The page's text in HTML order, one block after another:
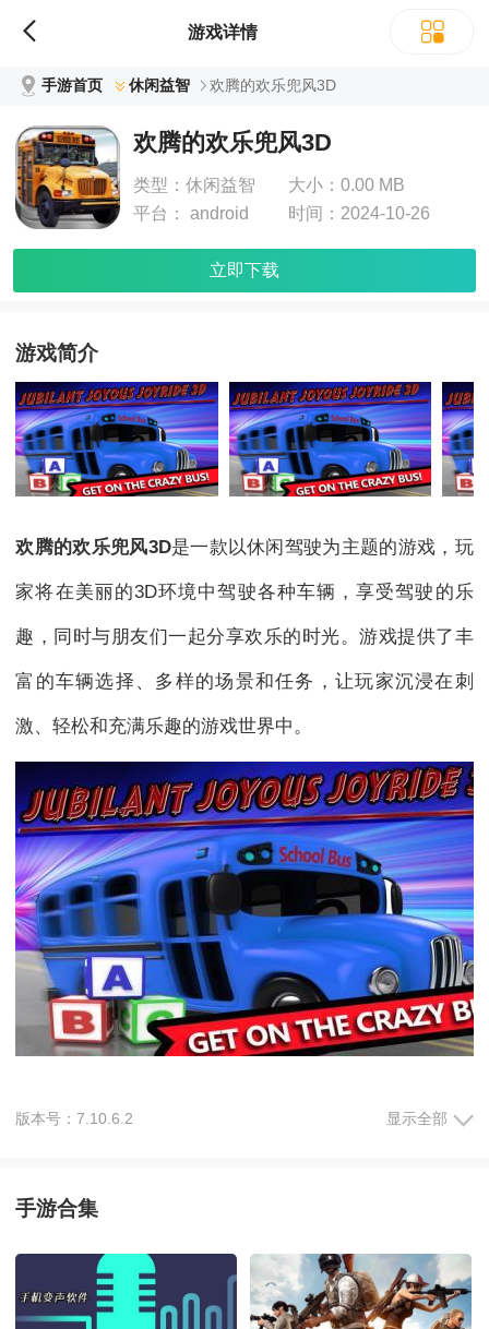
游戏详情
手游首页 休闲益智 欢腾的欢乐兜风3D
欢腾的欢乐兜风3D
类型： 休闲益智 大小：0.00 MB
平台：
android 时间： 2024-10-26
立即下载
游戏简介
欢腾的欢乐兜风3D是一款以休闲驾驶为主题的游戏，玩
家将在美丽的3D环境中驾驶各种车辆，享受驾驶的乐
趣，同时与朋友们一起分享欢乐的时光。游戏提供了丰
富的车辆选择、多样的场景和任务，让玩家沉浸在刺
激、轻松和充满乐趣的游戏世界中。
游戏详细介绍：
车辆选择：游戏中有多种车辆可供选择，包括跑车、货
不同类型的玩家。
版本号：7.10.6.2 显示全部
手游合集